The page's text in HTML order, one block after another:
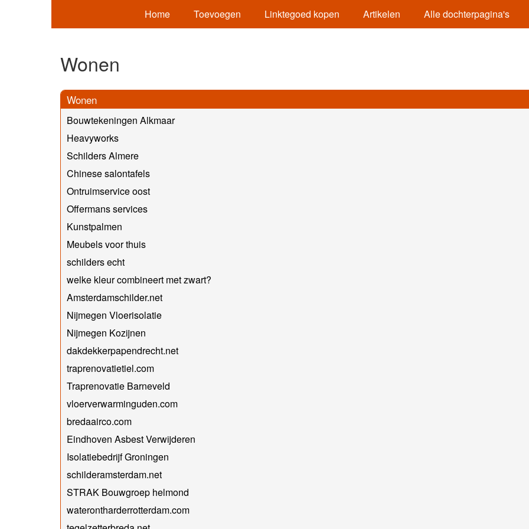
Home Toevoegen Linktegoed kopen Artikelen Alle dochterpagina's
Wonen
Wonen
Bouwtekeningen Alkmaar
Heavyworks
Schilders Almere
Chinese salontafels
Ontruimservice oost
Offermans services
Kunstpalmen
Meubels voor thuis
schilders echt
welke kleur combineert met zwart?
Amsterdamschilder.net
Nijmegen Vloerisolatie
Nijmegen Kozijnen
dakdekkerpapendrecht.net
traprenovatietiel.com
Traprenovatie Barneveld
vloerverwarminguden.com
bredaairco.com
Eindhoven Asbest Verwijderen
Isolatiebedrijf Groningen
schilderamsterdam.net
STRAK Bouwgroep helmond
waterontharderrotterdam.com